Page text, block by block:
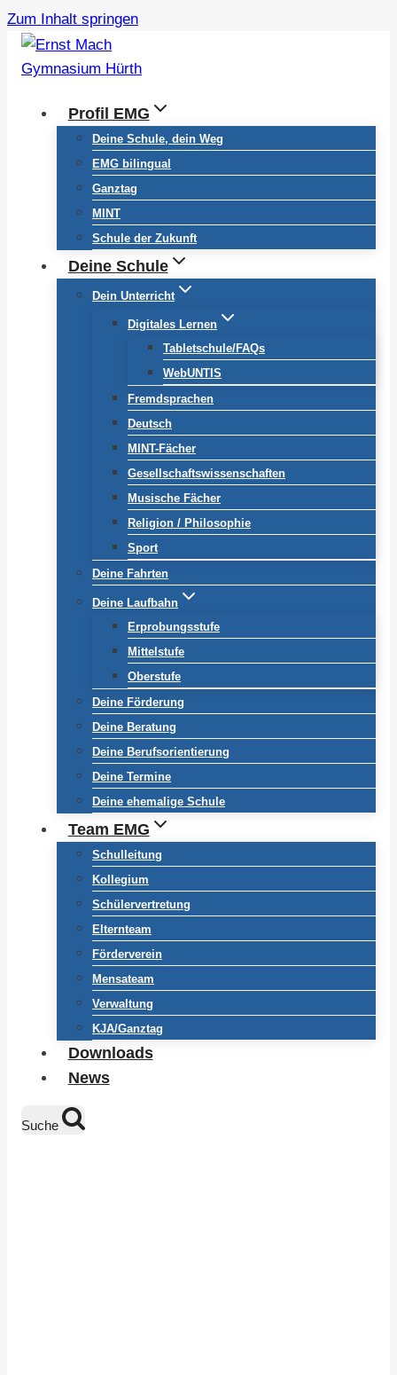
Zum Inhalt springen
Profil EMG
Deine Schule, dein Weg
EMG bilingual
Ganztag
MINT
Schule der Zukunft
Deine Schule
Dein Unterricht
Digitales Lernen
Tabletschule/FAQs
WebUNTIS
Fremdsprachen
Deutsch
MINT-Fächer
Gesellschaftswissenschaften
Musische Fächer
Religion / Philosophie
Sport
Deine Fahrten
Deine Laufbahn
Erprobungsstufe
Mittelstufe
Oberstufe
Deine Förderung
Deine Beratung
Deine Berufsorientierung
Deine Termine
Deine ehemalige Schule
Team EMG
Schulleitung
Kollegium
Schülervertretung
Elternteam
Förderverein
Mensateam
Verwaltung
KJA/Ganztag
Downloads
News
Suche